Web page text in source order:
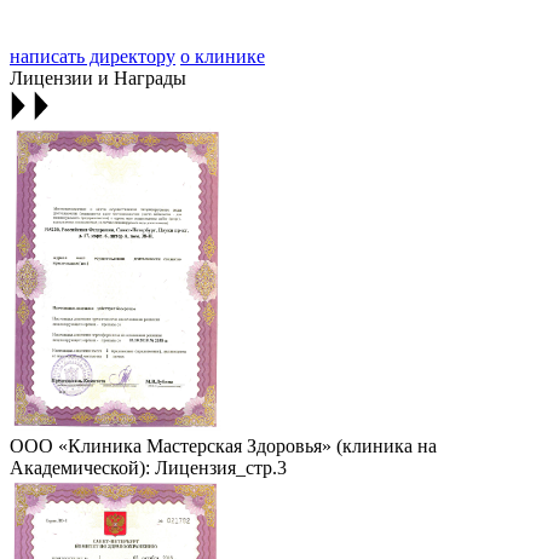
написать директору о клинике
Лицензии и Награды
ООО «Клиника Мастерская Здоровья» (клиника на
Академической): Лицензия_стр.3